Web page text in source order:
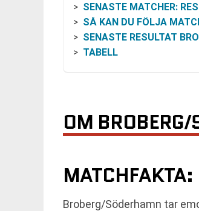
SENASTE MATCHER:
SÅ KAN DU FÖLJA MATCHEN
SENASTE RESULTAT
TABELL
OM
Broberg/Söderhamn tar